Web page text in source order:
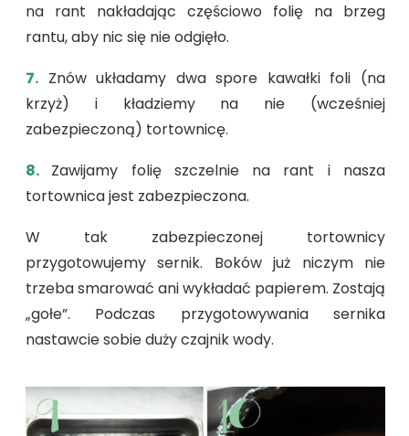
na rant nakładając częściowo folię na brzeg
rantu, aby nic się nie odgięło.
7. Znów układamy dwa spore kawałki foli (na
krzyż) i kładziemy na nie (wcześniej
zabezpieczoną) tortownicę.
8.
Zawijamy folię szczelnie na rant i nasza
tortownica jest zabezpieczona.
W tak zabezpieczonej tortownicy
przygotowujemy sernik. Boków już niczym nie
trzeba smarować ani wykładać papierem. Zostają
„gołe”. Podczas przygotowywania sernika
nastawcie sobie duży czajnik wody.